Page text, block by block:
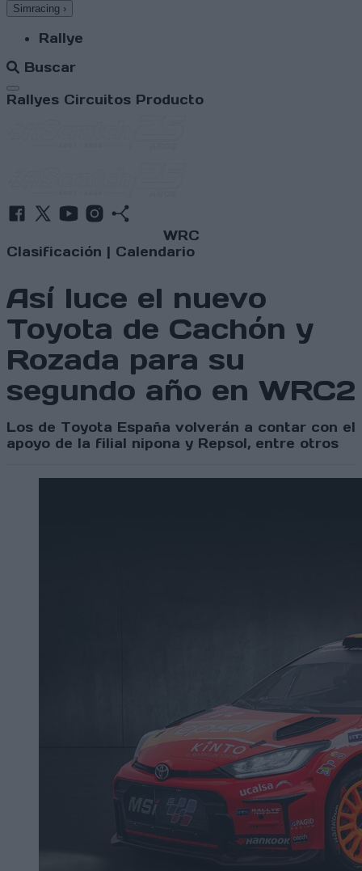
Simracing ›
Rallye
Buscar
Abrir menú
Rallyes Circuitos Producto
WRC
Clasificación | Calendario
Así luce el nuevo
Toyota de Cachón y
Rozada para su
segundo año en WRC2
Los de Toyota España volverán a contar con el
apoyo de la filial nipona y Repsol, entre otros